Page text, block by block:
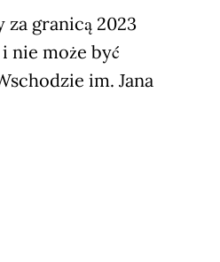
granicą 2023
nie może być
im. Jana